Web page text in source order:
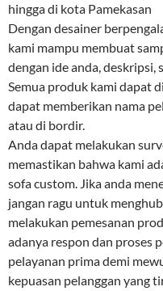
hingga di kota Pamekasan
Dengan desainer
kami mampu membuat
dengan ide anda, deskripsi,
Semua produk kami dapat
dapat memberikan nama
atau di bordir.
Anda dapat melakukan
memastikan bahwa kami
sofa custom. Jika anda
jangan ragu untuk
melakukan pemesanan
adanya respon dan proses
pelayanan prima demi
kepuasan pelanggan yang